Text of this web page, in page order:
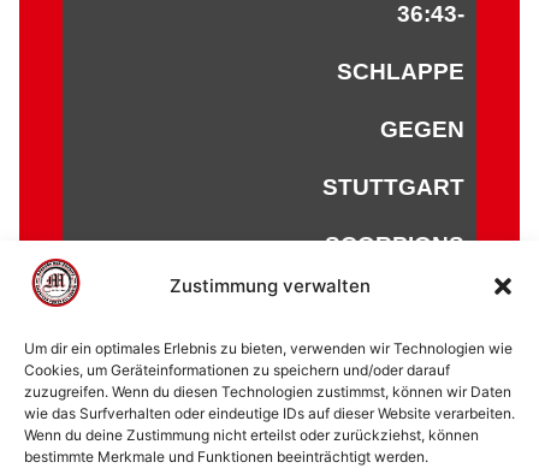
Zustimmung verwalten
Um dir ein optimales Erlebnis zu bieten, verwenden wir Technologien wie
Cookies, um Geräteinformationen zu speichern und/oder darauf
zuzugreifen. Wenn du diesen Technologien zustimmst, können wir Daten
wie das Surfverhalten oder eindeutige IDs auf dieser Website verarbeiten.
Wenn du deine Zustimmung nicht erteilst oder zurückziehst, können
bestimmte Merkmale und Funktionen beeinträchtigt werden.
36:43-
SCHLAPPE
GEGEN
STUTTGART
SCORPIONS
© 2002 - 2026 American Football Verein Marburg
Mercenaries e.V. |die Stadt Marburg|Impressum
Datenschutzerklärung|Cookie-Richtlinie (EU)